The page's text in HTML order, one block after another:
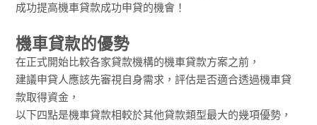
成功提高機車貸款成功申貸的機會！
機車貸款的優勢
在正式開始比較各家貸款機構的機車貸款方案之前，
建議申貸人應該先審視自身需求，評估是否適合透過機車貸
款取得資金，
以下四點是機車貸款相較於其他貸款類型最大的幾項優勢，